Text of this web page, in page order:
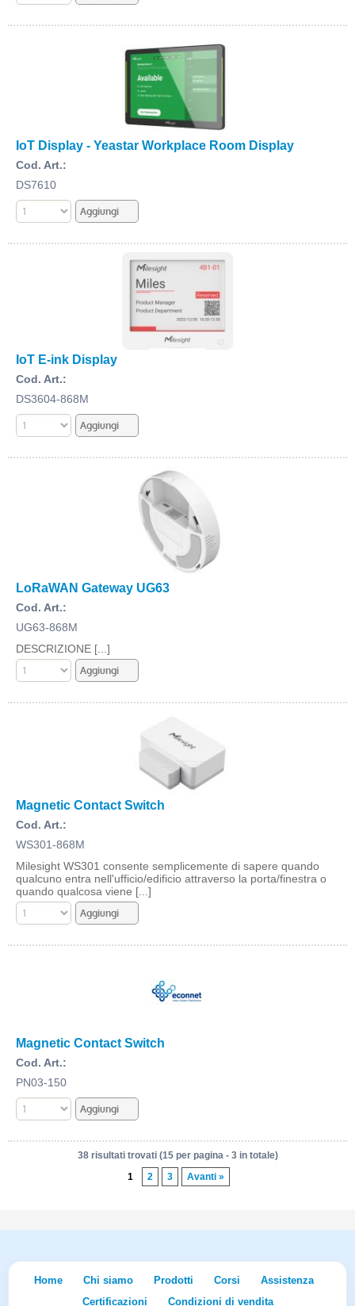
IoT Display - Yeastar Workplace Room Display
Cod. Art.:
DS7610
IoT E-ink Display
Cod. Art.:
DS3604-868M
LoRaWAN Gateway UG63
Cod. Art.:
UG63-868M
DESCRIZIONE [...]
Magnetic Contact Switch
Cod. Art.:
WS301-868M
Milesight WS301 consente semplicemente di sapere quando
qualcuno entra nell'ufficio/edificio attraverso la porta/finestra o
quando qualcosa viene [...]
Magnetic Contact Switch
Cod. Art.:
PN03-150
38 risultati trovati (15 per pagina - 3 in totale)
1
2 3 Avanti »
Home Chi siamo Prodotti Corsi
Assistenza
Certificazioni
Condizioni di vendita